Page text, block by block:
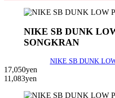
NIKE SB DUNK
SONGKRAN
NIKE SB DUNK
17,050yen
11,083yen